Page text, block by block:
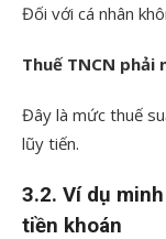
Đối với cá nhân
Thuế TNCN phải
Đây là mức thuế
lũy tiến.
3.2. Ví dụ
tiền khoán